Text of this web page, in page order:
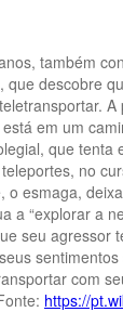
também
que descobre
em um
que tenta
no
o esmaga,
a “explorar a
seu agressor
com
https://